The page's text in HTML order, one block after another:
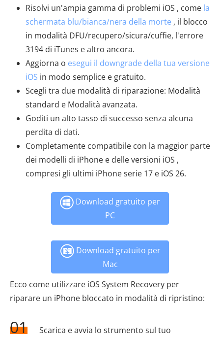
Risolvi un'ampia gamma di problemi iOS , come la
schermata blu/bianca/nera della morte , il blocco
in modalità DFU/recupero/sicura/cuffie, l'errore
3194 di iTunes e altro ancora.
Aggiorna o esegui il downgrade della tua versione
iOS in modo semplice e gratuito.
Scegli tra due modalità di riparazione: Modalità
standard e Modalità avanzata.
Goditi un alto tasso di successo senza alcuna
perdita di dati.
Completamente compatibile con la maggior parte
dei modelli di iPhone e delle versioni iOS ,
compresi gli ultimi iPhone serie 17 e iOS 26.
Download gratuito per
PC
Download gratuito per
Mac
Ecco come utilizzare iOS System Recovery per
riparare un iPhone bloccato in modalità di ripristino:
01 Scarica e avvia lo strumento sul tuo